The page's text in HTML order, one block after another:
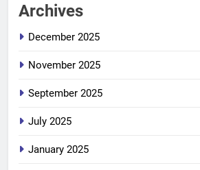
Archives
December 2025
November 2025
September 2025
July 2025
January 2025